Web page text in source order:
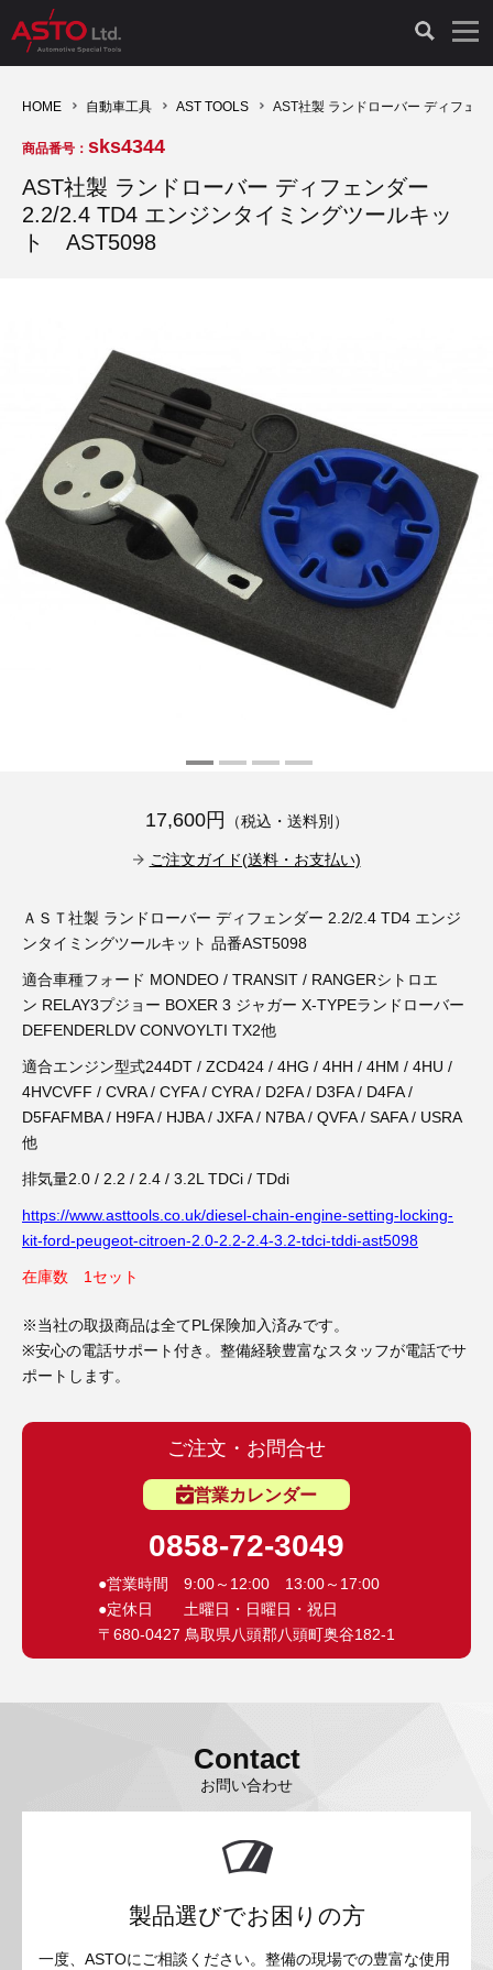
診断機（16）
キープログラマー（4）
オプション品（17）
TPMS（4）
その他（9）
診断テスター（10）
キープログラマー（20）
安定化電源ユニット（8）
バッテリーテスター（4）
古い車両用診断テスター（10）
バイク用診断テスター（7）
HCB TOOLS（45）
AST TOOLS（51）
ドイツ車（211）
イタリア/フランス車（27）
イギリス車（23）
アメリカ車（15）
バッテリーチャージャー（4）
ディーゼルインジェクター&グロープラグ ツール（7）
ホイールロック取り外しツール（6）
3D プリンターペン（8）
オシロスコープ（2）
オシロ関連商品（9）
その他（8）
ドイツ車（427）
イタリア/フランス車（145）
スウェーデン車（45）
日本車（40）
ロシア（8）
ブレーキキャリパーリペアキット（368）
その他（12）
現品修理（77）
リビルト品（58）
イモビライザーOFF（1）
その他（6）
オシロスコープ（10）
アクセサリー（13）
HOME 自動車工具 AST TOOLS AST社製 ランドローバー ディフェ
商品番号： sks4344
AST社製 ランドローバー ディフェンダー
2.2/2.4 TD4 エンジンタイミングツールキッ
ト AST5098
17,600円 （税込・送料別）
ご注文ガイド(送料・お支払い)
ＡＳＴ社製 ランドローバー ディフェンダー 2.2/2.4 TD4 エンジ
ンタイミングツールキット 品番AST5098
適合車種フォード MONDEO / TRANSIT / RANGERシトロエ
ン RELAY3プジョー BOXER 3 ジャガー X-TYPEランドローバー
DEFENDERLDV CONVOYLTI TX2他
適合エンジン型式244DT / ZCD424 / 4HG / 4HH / 4HM / 4HU /
4HVCVFF / CVRA / CYFA / CYRA / D2FA / D3FA / D4FA /
D5FAFMBA / H9FA / HJBA / JXFA / N7BA / QVFA / SAFA / USRA
他
排気量2.0 / 2.2 / 2.4 / 3.2L TDCi / TDdi
https://www.asttools.co.uk/diesel-chain-engine-setting-locking-
kit-ford-peugeot-citroen-2.0-2.2-2.4-3.2-tdci-tddi-ast5098
在庫数 1セット
※当社の取扱商品は全てPL保険加入済みです。
※安心の電話サポート付き。整備経験豊富なスタッフが電話でサ
ポートします。
ご注文・お問合せ
営業カレンダー
0858-72-3049
●営業時間 9:00～12:00 13:00～17:00
●定休日 土曜日・日曜日・祝日
〒680-0427 鳥取県八頭郡八頭町奥谷182-1
Contact
お問い合わせ
製品選びでお困りの方
一度、ASTOにご相談ください。整備の現場での豊富な使用